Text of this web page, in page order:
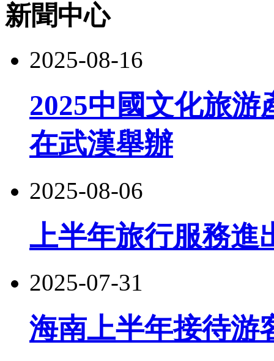
新聞中心
2025-08-16
2025中國文化旅游
在武漢舉辦
2025-08-06
上半年旅行服務進
2025-07-31
海南上半年接待游